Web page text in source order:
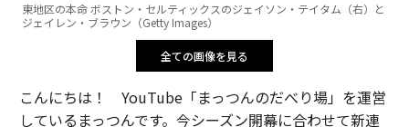
東地区の本命 ボストン・セルティックスのジェイソン・テイタム（右）と
ジェイレン・ブラウン（Getty Images）
全ての画像を見る
こんにちは！ YouTube「まっつんのだべり場」を運営
しているまっつんです。今シーズン開幕に合わせて新連